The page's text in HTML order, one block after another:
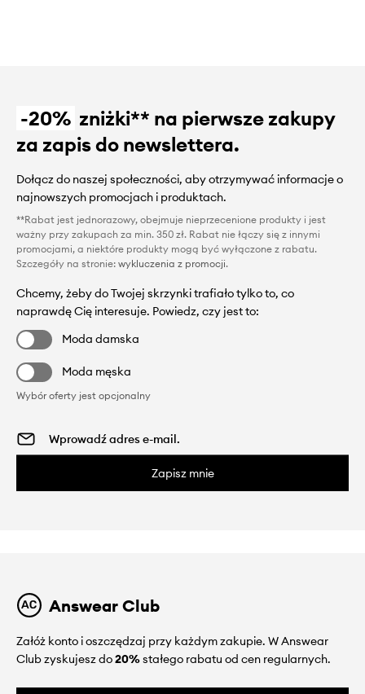
-20% zniżki** na pierwsze zakupy
za zapis do newslettera.
Dołącz do naszej społeczności, aby otrzymywać informacje o
najnowszych promocjach i produktach.
**Rabat jest jednorazowy, obejmuje nieprzecenione produkty i jest
ważny przy zakupach za min. 350 zł. Rabat nie łączy się z innymi
promocjami, a niektóre produkty mogą być wyłączone z rabatu.
Szczegóły na stronie: wykluczenia z promocji.
Chcemy, żeby do Twojej skrzynki trafiało tylko to, co
naprawdę Cię interesuje. Powiedz, czy jest to:
Moda damska
Moda męska
Wybór oferty jest opcjonalny
Zapisz mnie
Answear Club
Załóż konto i oszczędzaj przy każdym zakupie. W Answear
Club zyskujesz do20%stałego rabatu od cen regularnych.